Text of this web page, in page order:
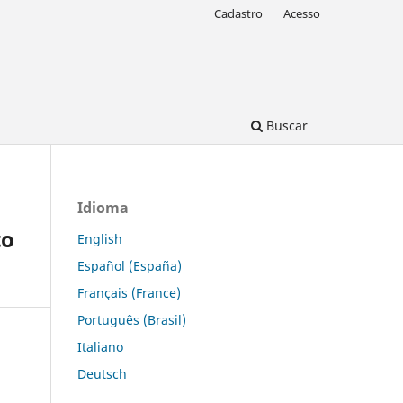
Buscar
Cadastro Acesso
Idioma
English
Español (España)
Français (France)
Português (Brasil)
Italiano
Deutsch